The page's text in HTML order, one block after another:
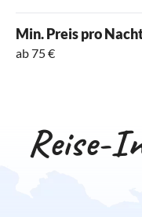
Min. Preis pro
ab 75 €
Reise-